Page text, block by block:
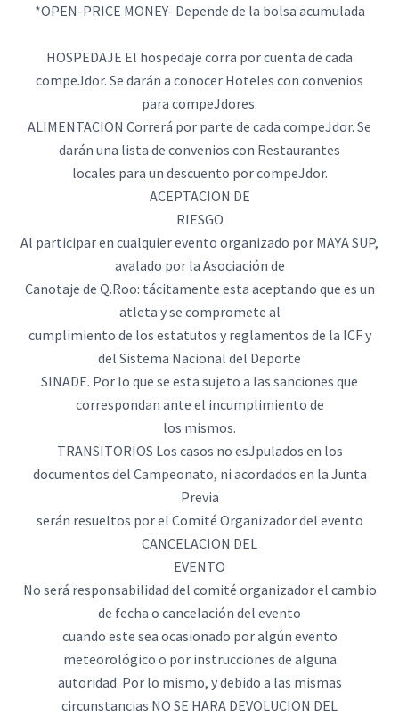
*OPEN-PRICE MONEY- Depende de la bolsa acumulada
HOSPEDAJE El hospedaje corra por cuenta de cada
compeJdor. Se darán a conocer Hoteles con convenios
para compeJdores.
ALIMENTACION Correrá por parte de cada compeJdor. Se
darán una lista de convenios con Restaurantes
locales para un descuento por compeJdor.
ACEPTACION DE
RIESGO
Al participar en cualquier evento organizado por MAYA SUP,
avalado por la Asociación de
Canotaje de Q.Roo: tácitamente esta aceptando que es un
atleta y se compromete al
cumplimiento de los estatutos y reglamentos de la ICF y
del Sistema Nacional del Deporte
SINADE. Por lo que se esta sujeto a las sanciones que
correspondan ante el incumplimiento de
los mismos.
TRANSITORIOS Los casos no esJpulados en los
documentos del Campeonato, ni acordados en la Junta
Previa
serán resueltos por el Comité Organizador del evento
CANCELACION DEL
EVENTO
No será responsabilidad del comité organizador el cambio
de fecha o cancelación del evento
cuando este sea ocasionado por algún evento
meteorológico o por instrucciones de alguna
autoridad. Por lo mismo, y debido a las mismas
circunstancias NO SE HARA DEVOLUCION DEL